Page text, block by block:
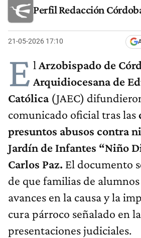
Perfil Redacción
21-05-2026 17:10
E l Arzobispado de
Arquidiocesana de
Católica(JAEC)
comunicado oficial tras las
presuntos abusos contra
Jardín de Infantes “Niño
Carlos Paz. El documento
de que familias de
avances en la causa y la
cura párroco señalado en
presentaciones judiciales.